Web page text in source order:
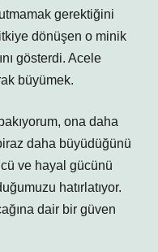
gerektiğini
dönüşen o minik
gösterdi. Acele
büyümek.
ona daha
daha büyüdüğünü
ve hayal gücünü
hatırlatıyor.
dair bir güven